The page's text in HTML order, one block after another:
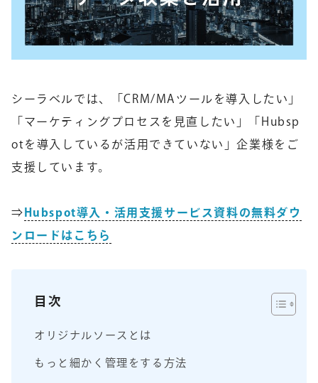
シーラベルでは、「CRM/MAツールを導入したい」
「マーケティングプロセスを見直したい」「Hubsp
otを導入しているが活用できていない」企業様をご
支援しています。
⇒ Hubspot導入・活用支援サービス資料の無料ダウ
ンロードはこちら
目次
オリジナルソースとは
もっと細かく管理をする方法